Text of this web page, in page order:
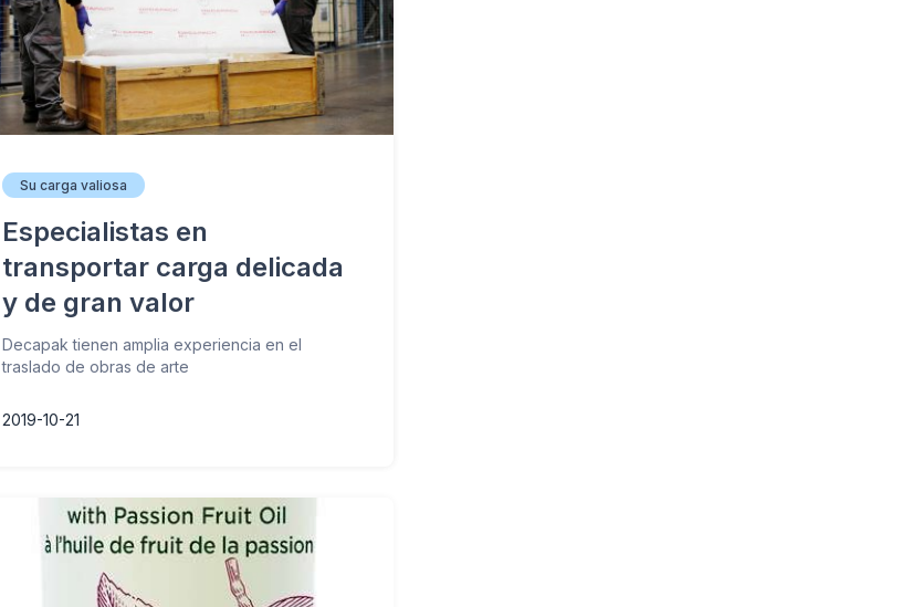
Su carga valiosa
Especialistas en
transportar carga delicada
y de gran valor
Decapak tienen amplia experiencia en el
traslado de obras de arte
2019-10-21